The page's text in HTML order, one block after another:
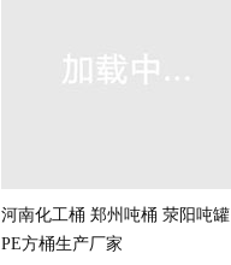
河南化工桶 郑州吨桶 荥阳吨罐
PE方桶生产厂家